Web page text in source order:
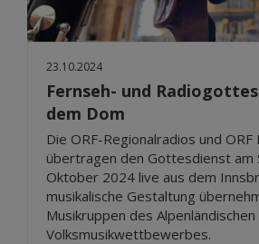
23.10.2024
Fernseh- und
dem Dom
Die ORF-Regionalradios und
übertragen den Gottesdienst am
Oktober 2024 live aus dem
musikalische Gestaltung
Musikruppen des Alpenländischen
Volksmusikwettbewerbes.